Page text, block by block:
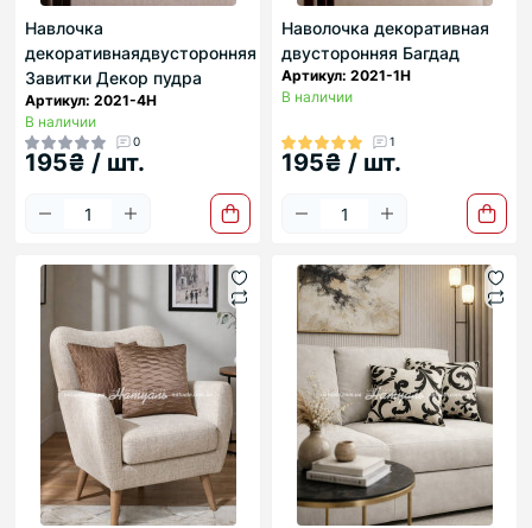
Навлочка
декоративнаядвусторонняя
Завитки Декор пудра
Артикул: 2021-4Н
В наличии
0
195₴ / шт.
Наволочка декоративная
двусторонняя Багдад
Артикул: 2021-1Н
В наличии
1
195₴ / шт.